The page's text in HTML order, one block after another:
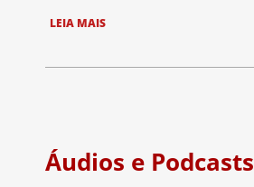
LEIA MAIS
Áudios e Podcasts